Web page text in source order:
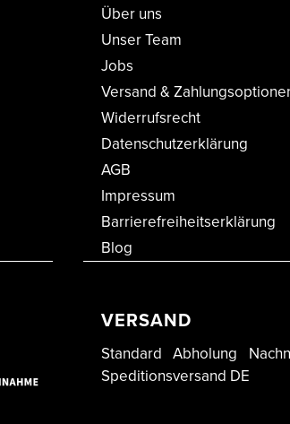
Über uns
Unser Team
Jobs
Versand &
Widerrufsrecht
Datenschutzerklärung
AGB
Impressum
Barrierefreiheitserklärung
Blog
VERSAND
Standard Abholung
Speditionsversand DE